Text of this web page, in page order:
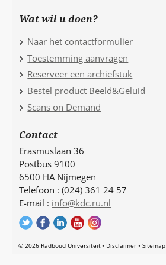
Wat wil u doen?
Naar het contactformulier
Toestemming aanvragen
Reserveer een archiefstuk
Bestel product Beeld&Geluid
Scans on Demand
Contact
Erasmuslaan 36
Postbus 9100
6500 HA Nijmegen
Telefoon : (024) 361 24 57
E-mail : info@kdc.ru.nl
© 2026 Radboud Universiteit Disclaimer Sitemap